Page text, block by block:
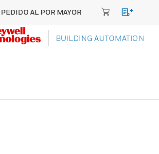
PEDIDO AL POR MAYOR
BUILDING AUTOMATION